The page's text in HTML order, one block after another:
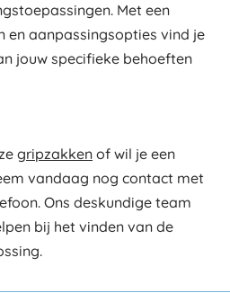
Met een
en aanpassingsopties vind je
jouw specifieke behoeften
gripzakken of wil je een
vandaag nog contact met
Ons deskundige team
bij het vinden van de